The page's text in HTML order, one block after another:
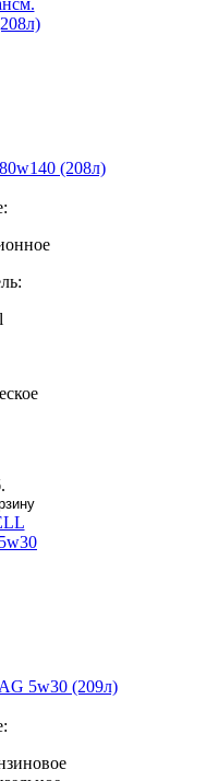
(208л)
5w30 (209л)